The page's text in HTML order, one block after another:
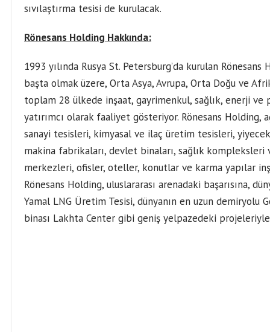
sıvılaştırma tesisi de kurulacak.
Rönesans Holding Hakkında:
1993 yılında Rusya St. Petersburg’da kurulan
başta olmak üzere, Orta Asya, Avrupa, Orta Doğu ve
toplam 28 ülkede inşaat, gayrimenkul, sağlık, enerji
yatırımcı olarak faaliyet gösteriyor. Rönesans
sanayi tesisleri, kimyasal ve ilaç üretim tesisleri,
makina fabrikaları, devlet binaları, sağlık kompleksleri
merkezleri, ofisler, oteller, konutlar ve karma yapılar
Rönesans Holding, uluslararası arenadaki başarısına,
Yamal LNG Üretim Tesisi, dünyanın en uzun demiryolu
binası Lakhta Center gibi geniş yelpazedeki projeleriyle,